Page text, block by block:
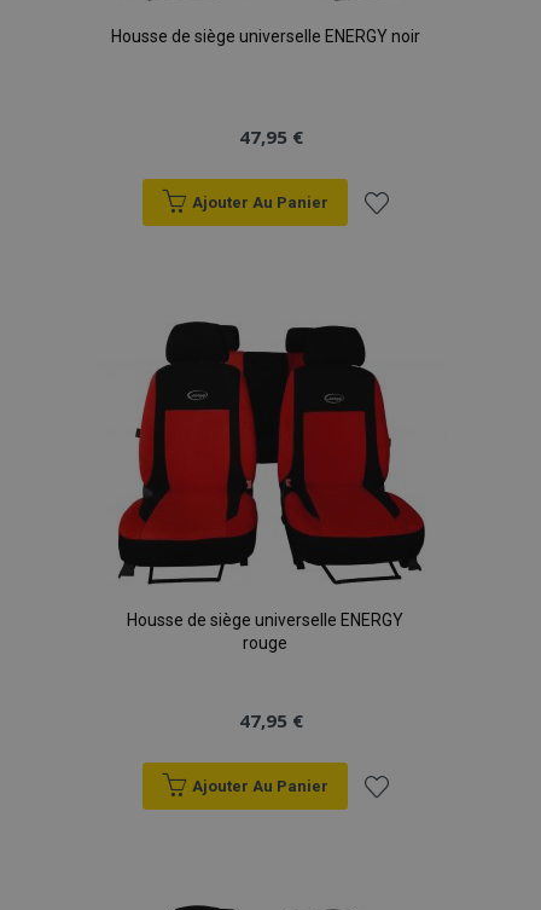
Housse de siège universelle ENERGY noir
47,95 €
Ajouter Au Panier
liste
d'achats
Housse de siège universelle ENERGY
rouge
47,95 €
Ajouter Au Panier